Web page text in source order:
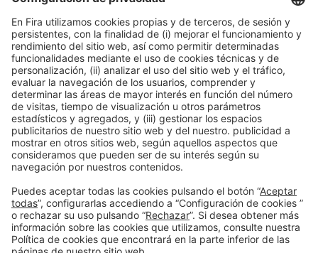
Jue 4
15:30h - 18:30h
Área de Prensa: Auditorio
Previa inscripción al congreso
Leer más